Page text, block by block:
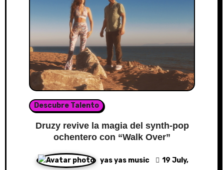
Descubre Talento
Druzy revive la magia del synth-pop
ochentero con “Walk Over”
yas yas music
19 July,